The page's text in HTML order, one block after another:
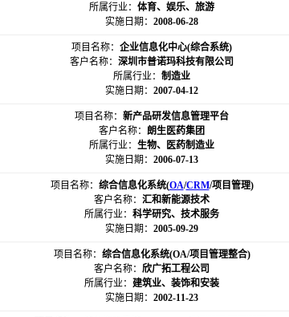
所属行业： 体育、娱乐、旅游
实施日期： 2008-06-28
项目名称： 企业信息化中心(综合系统)
客户名称： 深圳市普诺玛科技有限公司
所属行业： 制造业
实施日期： 2007-04-12
项目名称： 新产品研发信息管理平台
客户名称： 朗生医药集团
所属行业： 生物、医药制造业
实施日期： 2006-07-13
项目名称： 综合信息化系统(OA/CRM/项目管理)
客户名称： 汇和新能源技术
所属行业： 科学研究、技术服务
实施日期： 2005-09-29
项目名称： 综合信息化系统(OA/项目管理整合)
客户名称： 欣广拓工程公司
所属行业： 建筑业、装饰和安装
实施日期： 2002-11-23